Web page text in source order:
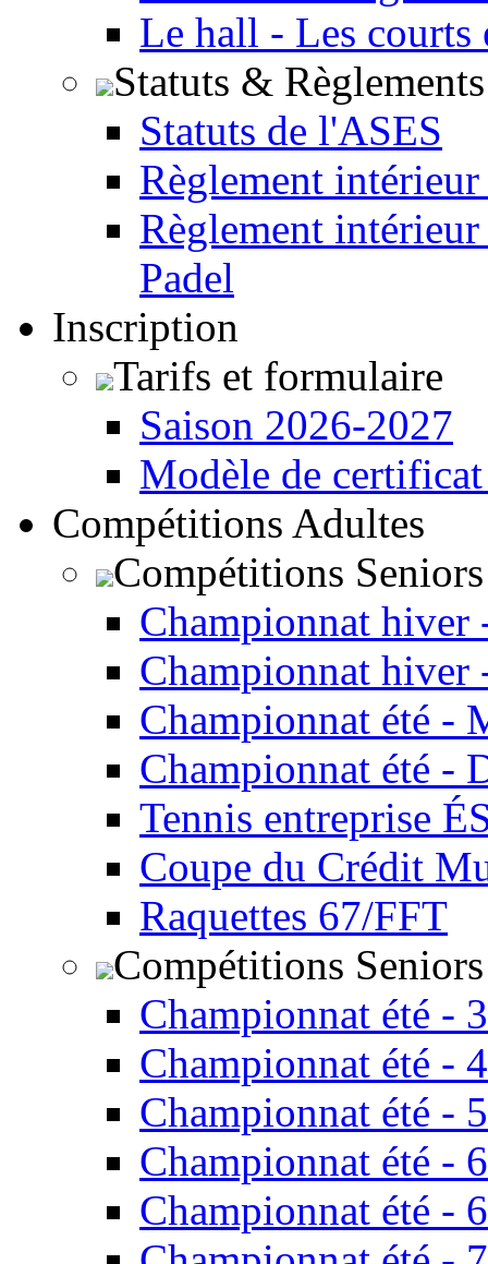
Le hall - Les courts
Statuts & Règlements
Statuts de l'ASES
Règlement
Règlement
Padel
Inscription
Tarifs et formulaire
Saison 2026-2027
Modèle de
Compétitions Adultes
Compétitions Seniors
Championnat hiver
Championnat hiver
Championnat été -
Championnat été -
Tennis entreprise
Coupe du Crédit
Raquettes 67/FFT
Compétitions
Championnat été -
Championnat été -
Championnat été -
Championnat été -
Championnat été -